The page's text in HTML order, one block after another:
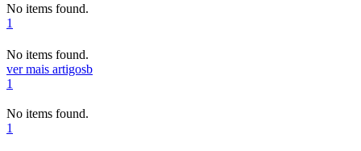
No items found.
1
No items found.
ver mais artigosb
1
No items found.
1